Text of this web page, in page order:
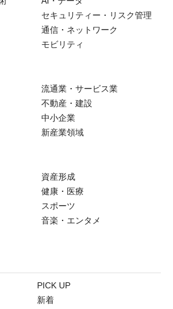
セキュリティー・リスク管理
通信・ネットワーク
モビリティ
流通業・サービス業
不動産・建設
中小企業
新産業領域
資産形成
健康・医療
スポーツ
音楽・エンタメ
PICK UP
新着